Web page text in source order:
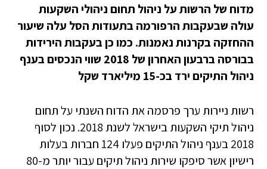
מדוח של הרשות על ניהול תחום ניהולי השקעות
עולה שבעקבות הרפורמה בתעודות הסל עלה שיעור
ההחזקה בקרנות נאמנות. כמו כן בעקבות הירידות
בבורסה ברבעון האחרון של 2018 שווי הנכסים בענף
ניהול התיקים ירד בכ-15 מיליארד שקל
רשות ניירות ערך פרסמה את הדוח השנתי על תחום
ניהול תיקי השקעות בישראל לשנת 2018. נכון לסוף
2018 בענף ניהול התיקים פעלו 124 חברות בעלות
רישיון אשר סיפקו שירות ניהול תיקים עבור יותר מ-80